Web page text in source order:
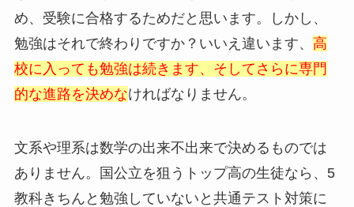
め、受験に合格するためだと思います。しかし、
勉強はそれで終わりですか？いいえ違います、 高
校に入っても勉強は続きます、そしてさらに専門
的な進路を決めなければなりません。
文系や理系は数学の出来不出来で決めるものでは
ありません。国公立を狙うトップ高の生徒なら、5
教科きちんと勉強していないと共通テスト対策に